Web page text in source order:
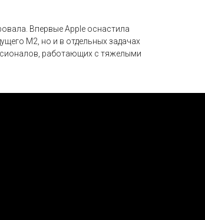
Впервые Apple оснастила
M2, но и в отдельных задачах
работающих с тяжелыми